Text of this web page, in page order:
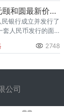
第一套人民币200元颐和圆最新价格 1949年颐和圆200元市场行情
银行成立并发行了
套人民币发行的面
条，通货膨胀严2748
公司